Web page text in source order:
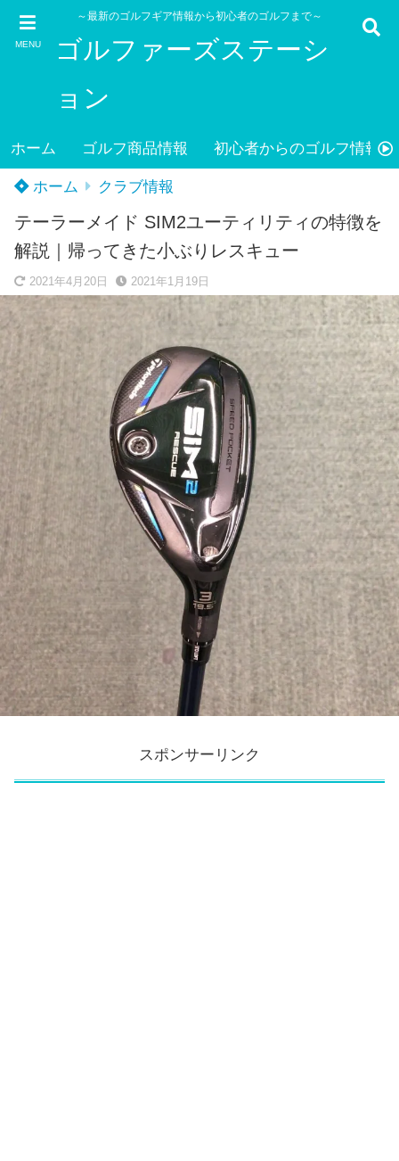
MENU
～最新のゴルフギア情報から初心者のゴルフまで～
ゴルファーズステーシ
ョン
ホーム ゴルフ商品情報 初心者からのゴルフ情報
ホーム クラブ情報
テーラーメイド SIM2ユーティリティの特徴を
解説｜帰ってきた小ぶりレスキュー
2021年4月20日 2021年1月19日
スポンサーリンク